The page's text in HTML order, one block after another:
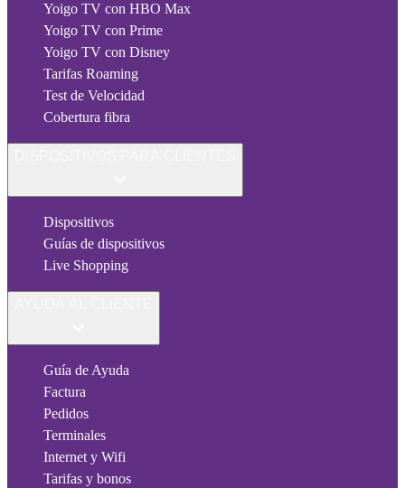
Yoigo TV con HBO Max
Yoigo TV con Prime
Yoigo TV con Disney
Tarifas Roaming
Test de Velocidad
Cobertura fibra
Dispositivos
Guías de dispositivos
Live Shopping
Guía de Ayuda
Factura
Pedidos
Terminales
Internet y Wifi
Tarifas y bonos